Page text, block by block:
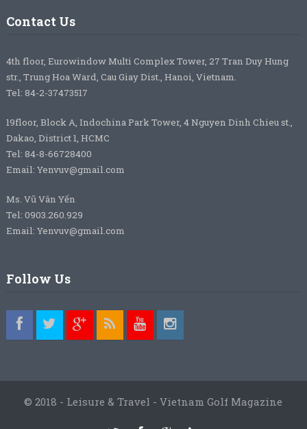
Contact Us
4th floor, Eurowindow Multi Complex Tower, 27 Tran Duy Hung
str., Trung Hoa Ward, Cau Giay Dist., Hanoi, Vietnam.
Tel: 84-2-37473517
19floor, Block A, Indochina Park Tower, 4 Nguyen Dinh Chieu st.,
Dakao, District 1, HCMC
Tel: 84-8-66728400
Email: Yenvuv@gmail.com
Ms. Vũ Vân Yến
Tel: 0903.260.929
Email: Yenvuv@gmail.com
Follow Us
© 2018 - Leisure & Travel - Vietnam Golf Magazine